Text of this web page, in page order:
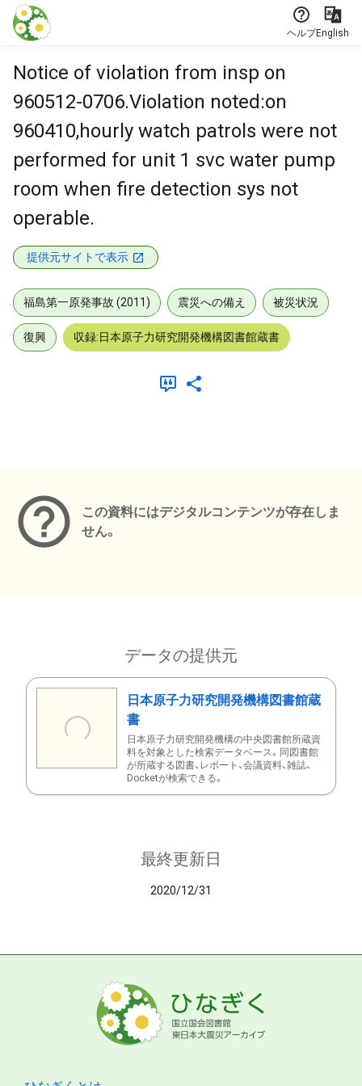
本文に飛ぶ
ヘルプEnglish
Notice of violation from insp on
960512-0706.Violation noted:on
960410,hourly watch patrols were not
performed for unit 1 svc water pump
room when fire detection sys not
operable.
提供元サイトで表示
福島第一原発事故 (2011) 震災への備え 被災状況
復興 収録:日本原子力研究開発機構図書館蔵書
この資料にはデジタルコンテンツが存在しま
せん。
データの提供元
日本原子力研究開発機構図書館蔵
書
日本原子力研究開発機構の中央図書館所蔵資
料を対象とした検索データベース。同図書館
が所蔵する図書、レポート、会議資料、雑誌、
Docketが検索できる。
最終更新日
2020/12/31